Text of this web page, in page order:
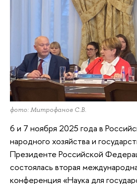
фото: Митрофанов С.В.
6 и 7 ноября 2025 года в
народного хозяйства и
Президенте Российской
состоялась вторая
конференция «Наука для